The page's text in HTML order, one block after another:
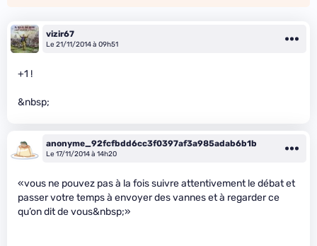
vizir67
Le 21/11/2014 à 09h51
+1 !
&nbsp;
anonyme_92fcfbdd6cc3f0397af3a985adab6b1b
Le 17/11/2014 à 14h20
«vous ne pouvez pas à la fois suivre attentivement le débat et
passer votre temps à envoyer des vannes et à regarder ce
qu’on dit de vous&nbsp;»